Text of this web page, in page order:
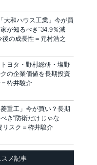
大和ハウス工業」今が買
が知るべき“34.9％減
後の成長性＝元村浩之
ヨタ・野村総研・塩野
の企業価値を長期投資
栫井駿介
重工」今が買い？長期
き“防衛だけじゃな
リスク＝栫井駿介
メ記事